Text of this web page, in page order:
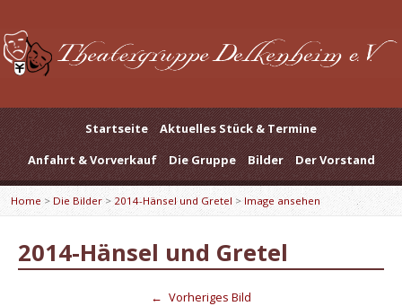
Startseite
Aktuelles Stück & Termine
Anfahrt & Vorverkauf
Die Gruppe Bilder Der Vorstand
Home > Die Bilder> 2014-Hänsel und Gretel >Image ansehen
2014-Hänsel und Gretel
← Vorheriges Bild